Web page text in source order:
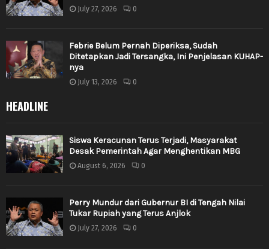
July 27, 2026 0
Febrie Belum Pernah Diperiksa, Sudah
Ditetapkan Jadi Tersangka, Ini Penjelasan KUHAP-
nya
July 13, 2026 0
HEADLINE
Siswa Keracunan Terus Terjadi, Masyarakat
Desak Pemerintah Agar Menghentikan MBG
August 6, 2026 0
Perry Mundur dari Gubernur BI di Tengah Nilai
Tukar Rupiah yang Terus Anjlok
July 27, 2026 0